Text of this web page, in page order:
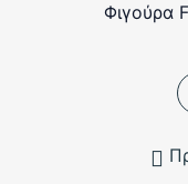
Φιγούρα